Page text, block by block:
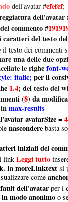
dell'avatar #efefef;
dell'avatar
commento #
caratteri del testo
il testo dei commenti
una delle due
le righefont-
italic; per il
1.4; del testo del
(8) da
max-results
avatarSize =
nascondere basta
iniziali del
link Leggi tutto
In moreLinktext si
come
dell'avatarper i
modo anonimo o